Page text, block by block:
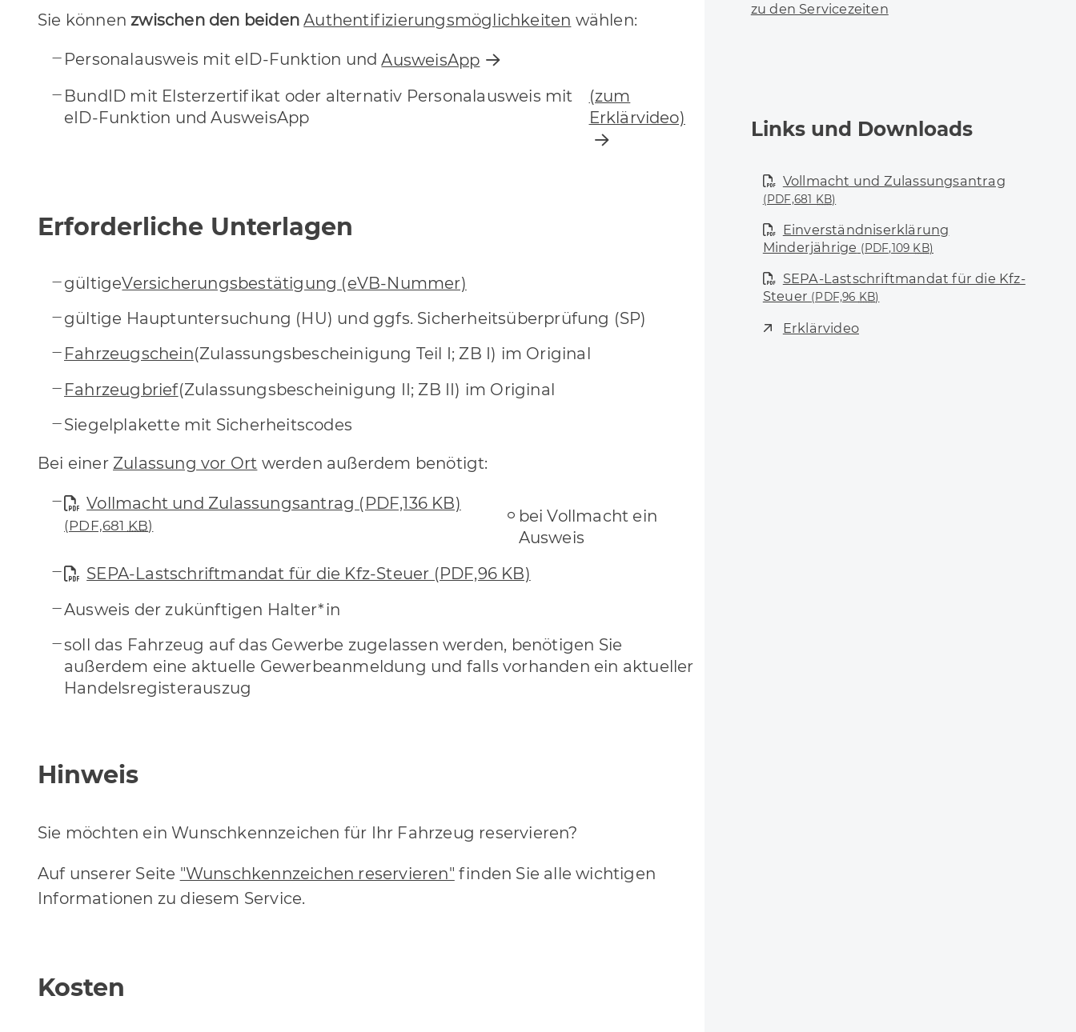
Sie könnenzwischen den beiden Authentifizierungsmöglichkeiten wählen:
Personalausweis mit eID-Funktion undAusweisApp
BundID mit Elsterzertifikat oder alternativ Personalausweis mit
eID-Funktion und AusweisApp
(zum
Erklärvideo)
Erforderliche Unterlagen
gültigeVersicherungsbestätigung (eVB-Nummer)
gültige Hauptuntersuchung (HU) und ggfs. Sicherheitsüberprüfung (SP)
Fahrzeugschein(Zulassungsbescheinigung Teil I; ZB I) im Original
Fahrzeugbrief(Zulassungsbescheinigung II; ZB II) im Original
Siegelplakette mit Sicherheitscodes
Bei einer Zulassung vor Ort werden außerdem benötigt:
Vollmacht und Zulassungsantrag (PDF,136 KB)
(PDF,681 KB)
bei Vollmacht ein
Ausweis
SEPA-Lastschriftmandat für die Kfz-Steuer (PDF,96 KB)
Ausweis der zukünftigen Halter*in
soll das Fahrzeug auf das Gewerbe zugelassen werden, benötigen Sie
außerdem eine aktuelle Gewerbeanmeldung und falls vorhanden ein aktueller
Handelsregisterauszug
Hinweis
Sie möchten ein Wunschkennzeichen für Ihr Fahrzeug reservieren?
Auf unserer Seite "Wunschkennzeichen reservieren" finden Sie alle wichtigen
Informationen zu diesem Service.
Kosten
zu den Servicezeiten
Links und Downloads
Vollmacht und Zulassungsantrag
(PDF,681 KB)
Einverständniserklärung
Minderjährige (PDF,109 KB)
SEPA-Lastschriftmandat für die Kfz-
Steuer (PDF,96 KB)
Erklärvideo